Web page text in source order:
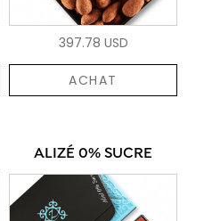
397.78 USD
ACHAT
ALIZÉ 0% SUCRE